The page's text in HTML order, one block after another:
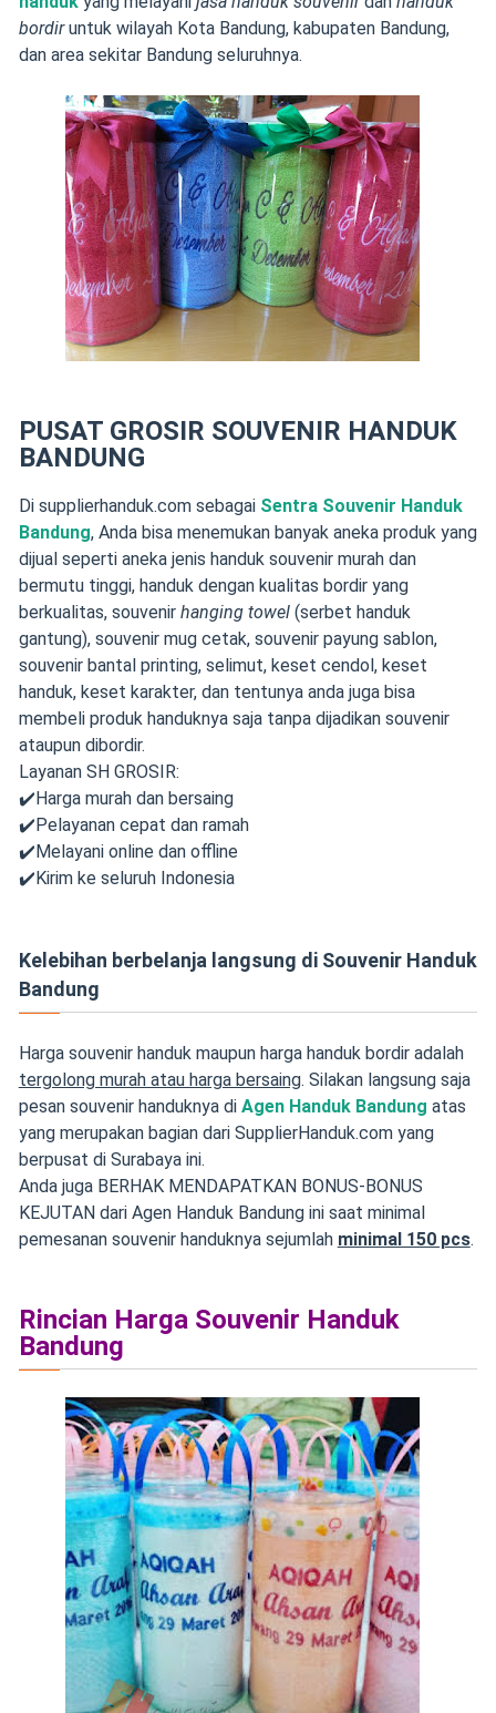
bordiruntuk wilayah Kota Bandung, kabupaten Bandung,
dan area sekitar Bandung seluruhnya.
PUSAT GROSIR SOUVENIR HANDUK
BANDUNG
Di supplierhanduk.com sebagai Sentra Souvenir Handuk
Bandung, Anda bisa menemukan banyak aneka produk yang
dijual seperti aneka jenis handuk souvenir murah dan
bermutu tinggi, handuk dengan kualitas bordir yang
berkualitas, souvenir hanging towel(serbet handuk
gantung), souvenir mug cetak, souvenir payung sablon,
souvenir bantal printing, selimut, keset cendol, keset
handuk, keset karakter, dan tentunya anda juga bisa
membeli produk handuknya saja tanpa dijadikan souvenir
ataupun dibordir.
Layanan SH GROSIR:
✔️Harga murah dan bersaing
✔️Pelayanan cepat dan ramah
✔️Melayani online dan offline
✔️Kirim ke seluruh Indonesia
Kelebihan berbelanja langsung di Souvenir Handuk
Bandung
Harga souvenir handuk maupun harga handuk bordir adalah
tergolong murah atau harga bersaing. Silakan langsung saja
pesan souvenir handuknya di Agen Handuk Bandung atas
yang merupakan bagian dari SupplierHanduk.com yang
berpusat di Surabaya ini.
Anda juga BERHAK MENDAPATKAN BONUS-BONUS
KEJUTAN dari Agen Handuk Bandung ini saat minimal
pemesanan souvenir handuknya sejumlah minimal 150 pcs.
Rincian Harga Souvenir Handuk
Bandung